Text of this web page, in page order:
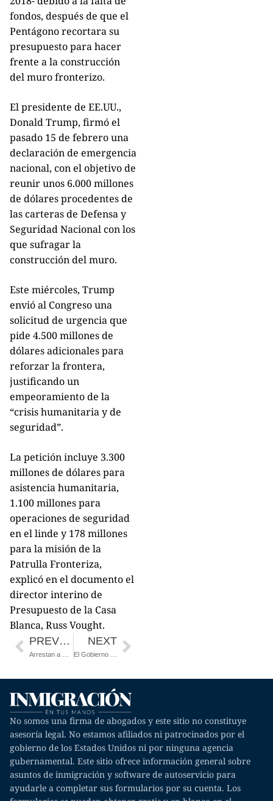
fondos, después de que el
Pentágono recortara su
presupuesto para hacer
frente a la construcción
del muro fronterizo.
El presidente de EE.UU.,
Donald Trump, firmó el
pasado 15 de febrero una
declaración de emergencia
nacional, con el objetivo de
reunir unos 6.000 millones
de dólares procedentes de
las carteras de Defensa y
Seguridad Nacional con los
que sufragar la
construcción del muro.
Este miércoles, Trump
envió al Congreso una
solicitud de urgencia que
pide 4.500 millones de
dólares adicionales para
reforzar la frontera,
justificando un
empeoramiento de la
“crisis humanitaria y de
seguridad”.
La petición incluye 3.300
millones de dólares para
asistencia humanitaria,
1.100 millones para
operaciones de seguridad
en el linde y 178 millones
para la misión de la
Patrulla Fronteriza,
explicó en el documento el
director interino de
Presupuesto de la Casa
Blanca, Russ Vought.
PREVIOUS
Arrestan a más de 600 migrantes centroamericanos en frontera de Nuevo México
NEXT
El Gobierno Trump se niega a compartir información sobre asilos políticos
No somos una firma de abogados y este sitio no constituye
asesoría legal. No estamos afiliados ni patrocinados por el
gobierno de los Estados Unidos ni por ninguna agencia
gubernamental. Este sitio ofrece información general sobre
asuntos de inmigración y software de autoservicio para
ayudarle a completar sus formularios por su cuenta. Los